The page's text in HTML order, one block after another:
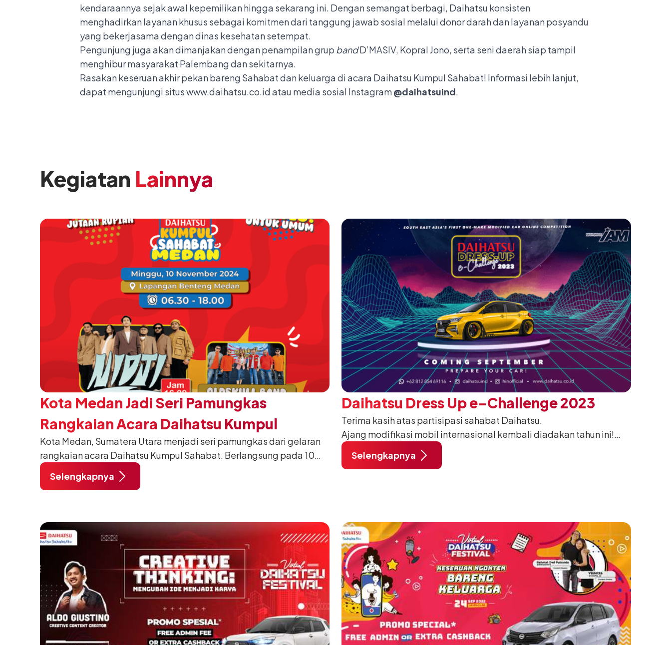
kendaraannya sejak awal kepemilikan hingga sekarang ini. Dengan semangat berbagi, Daihatsu konsisten
menghadirkan layanan khusus sebagai komitmen dari tanggung jawab sosial melalui donor darah dan layanan posyandu
yang bekerjasama dengan dinas kesehatan setempat.
Pengunjung juga akan dimanjakan dengan penampilan grup bandD’MASIV, Kopral Jono, serta seni daerah siap tampil
menghibur masyarakat Palembang dan sekitarnya.
Rasakan keseruan akhir pekan bareng Sahabat dan keluarga di acara Daihatsu Kumpul Sahabat! Informasi lebih lanjut,
dapat mengunjungi situswww.daihatsu.co.idatau media sosial Instagram@daihatsuind.
Kegiatan Lainnya
Kota Medan Jadi Seri Pamungkas
Rangkaian Acara Daihatsu Kumpul
Sahabat 2024
Kota Medan, Sumatera Utara menjadi seri pamungkas dari gelaran
rangkaian acara Daihatsu Kumpul Sahabat. Berlangsung pada 10
November 2024 pukul 06:30–18:00 WIB, di Lapangan Benteng
Medan.
Selengkapnya
Daihatsu Dress Up e-Challenge 2023
Terima kasih atas partisipasi sahabat Daihatsu.
Ajang modifikasi mobil internasional kembali diadakan tahun ini!
Bergabunglah dalam #DaihatsuDressUpeChallenge, ajang tahunan
spektakuler ba
Selengkapnya